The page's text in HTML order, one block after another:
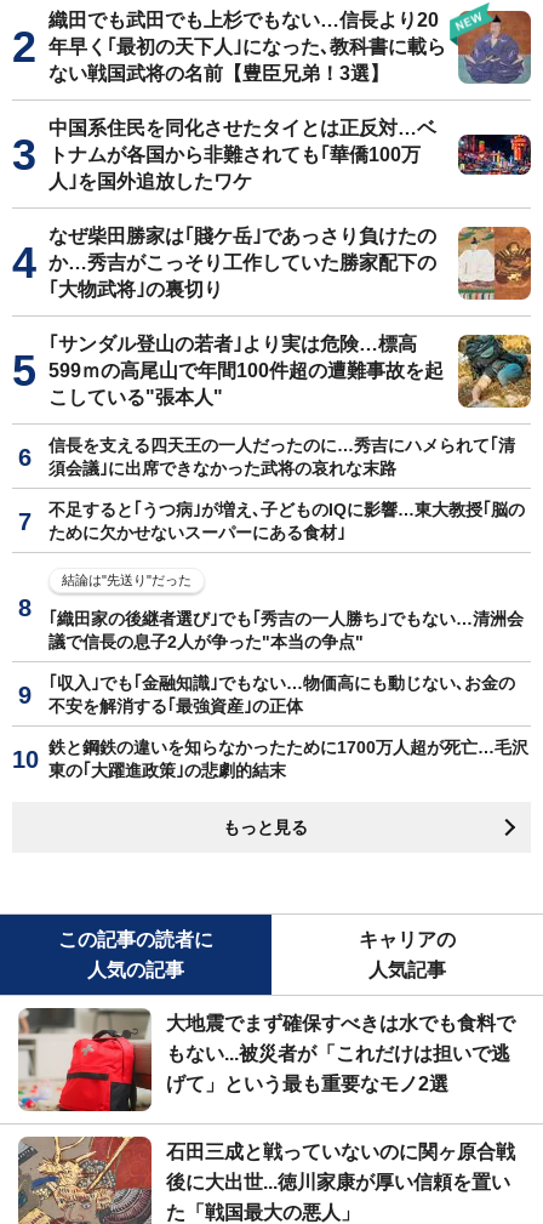
織田でも武田でも上杉でもない…信長より20
年早く｢最初の天下人｣になった､教科書に載ら
ない戦国武将の名前【豊臣兄弟！3選】
中国系住民を同化させたタイとは正反対…ベ
トナムが各国から非難されても｢華僑100万
人｣を国外追放したワケ
なぜ柴田勝家は｢賤ケ岳｣であっさり負けたの
か…秀吉がこっそり工作していた勝家配下の
｢大物武将｣の裏切り
｢サンダル登山の若者｣より実は危険…標高
599ｍの高尾山で年間100件超の遭難事故を起
こしている"張本人"
信長を支える四天王の一人だったのに…秀吉にハメられて｢清
須会議｣に出席できなかった武将の哀れな末路
不足すると｢うつ病｣が増え､子どものIQに影響…東大教授｢脳の
ために欠かせないスーパーにある食材｣
結論は"先送り"だった
｢織田家の後継者選び｣でも｢秀吉の一人勝ち｣でもない…清洲会
議で信長の息子2人が争った"本当の争点"
｢収入｣でも｢金融知識｣でもない…物価高にも動じない､お金の
不安を解消する｢最強資産｣の正体
鉄と鋼鉄の違いを知らなかったために1700万人超が死亡…毛沢
東の｢大躍進政策｣の悲劇的結末
もっと見る
この記事の読者に
人気の記事
キャリアの
人気記事
大地震でまず確保すべきは水でも食料で
もない...被災者が「これだけは担いで逃
げて」という最も重要なモノ2選
石田三成と戦っていないのに関ヶ原合戦
後に大出世...徳川家康が厚い信頼を置い
た「戦国最大の悪人」